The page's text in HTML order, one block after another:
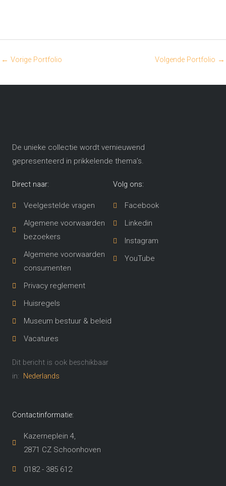
← Vorige Portfolio Volgende Portfolio →
De unieke collectie wordt vernieuwend
gepresenteerd in prikkelende thema’s​.
Direct naar:
Veelgestelde vragen
Algemene voorwaarden
bezoekers
Algemene voorwaarden
consumenten
Privacy reglement
Huisregels
Museum bestuur & beleid
Vacatures
Dit bericht is ook beschikbaar
in: Nederlands
Volg ons:
Facebook
Linkedin
Instagram
YouTube
Contactinformatie:
Kazerneplein 4,
2871 CZ Schoonhoven​
0182 - 385 612